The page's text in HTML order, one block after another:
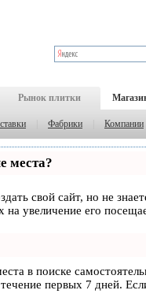
Рынок плитки
Фабрики Компании
места?
свой сайт, но не
на увеличение его
в поиске
первых 7 дней.